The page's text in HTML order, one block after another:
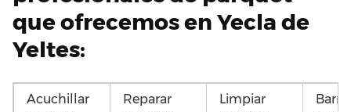
que ofrecemos en Yecla de
Yeltes:
Acuchillar
Reparar
Limpiar